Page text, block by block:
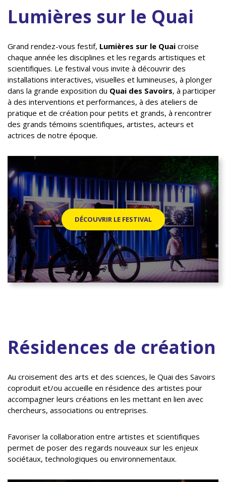
Lumières sur le Quai
Grand rendez-vous festif, Lumières sur le Quai croise
chaque année les disciplines et les regards artistiques et
scientifiques. Le festival vous invite à découvrir des
installations interactives, visuelles et lumineuses, à plonger
dans la grande exposition du Quai des Savoirs, à participer
à des interventions et performances, à des ateliers de
pratique et de création pour petits et grands, à rencontrer
des grands témoins scientifiques, artistes, acteurs et
actrices de notre époque.
DÉCOUVRIR LE FESTIVAL
Résidences de création
Au croisement des arts et des sciences, le Quai des Savoirs
coproduit et/ou accueille en résidence des artistes pour
accompagner leurs créations en les mettant en lien avec
chercheurs, associations ou entreprises.
Favoriser la collaboration entre artistes et scientifiques
permet de poser des regards nouveaux sur les enjeux
sociétaux, technologiques ou environnementaux.